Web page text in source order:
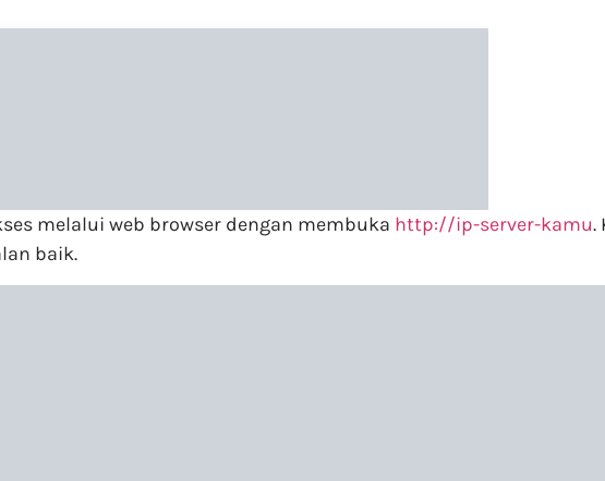
melalui web browser dengan membuka http://ip-server-kamu.
baik.